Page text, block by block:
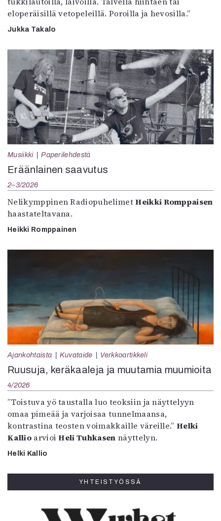
eloperäisillä vetopeleillä. Poroilla ja hevosilla.”
Jukka Takalo
Musiikki Paperilehdestä
Eräänlainen saavutus
2–3/2026
Nelikymppinen RadiopuhelimetHeikki Romppaisen
haastateltavana.
Heikki Romppainen
Ajankohtaista Kuvataide Verkkoartikkeli
Ruusuja, keräkaaleja ja muutamia muumioita
4/2026
”Toistuva yö taustalla luo teoksiin ja näyttelyyn
omaa pimeää ja varjoisaa tunnelmaansa,
kontrastina teosten voimakkaille väreille.”Helki
KallioarvioiHeli Tuhkasen näyttelyn.
Helki Kallio
YHTEISTYÖSSÄ